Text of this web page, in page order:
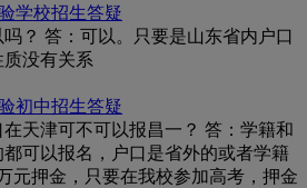
学校招生答疑
？ 答：可以。只要是山东省内户口
没有关系
初中招生答疑
天津可不可以报昌一？ 答：学籍和
都可以报名，户口是省外的或者学籍
元押金，只要在我校参加高考，押金